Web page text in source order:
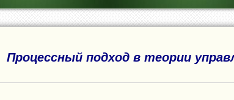
Процессный подход в теории